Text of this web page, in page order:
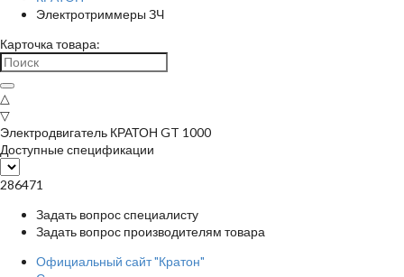
Электротриммеры ЗЧ
Карточка товара:
△
▽
Электродвигатель КРАТОН GT 1000
Доступные спецификации
286471
Задать вопрос специалисту
Задать вопрос производителям товара
Официальный сайт "Кратон"